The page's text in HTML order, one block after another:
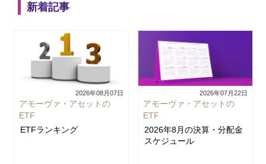
新着記事
2026年08月07日
アモーヴァ・アセットの
ETF
ETFランキング
2026年07月22日
アモーヴァ・アセットの
ETF
2026年8月の決算・分配金
スケジュール